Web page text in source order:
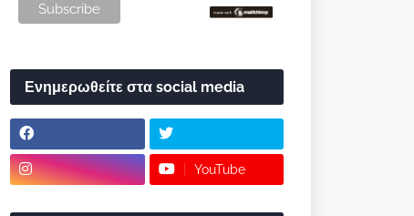
Ενημερωθείτε στα social media
YouTube